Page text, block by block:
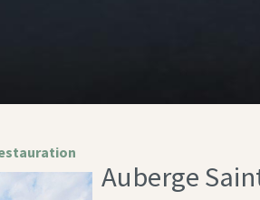
Auberge